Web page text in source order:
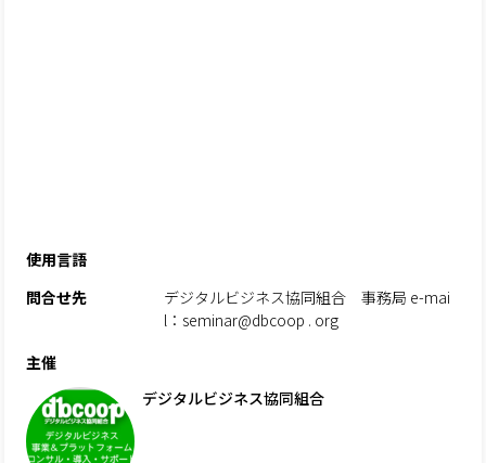
使用言語
問合せ先
デジタルビジネス協同組合 事務局 e-mai
l：seminar@dbcoop . org
主催
デジタルビジネス協同組合